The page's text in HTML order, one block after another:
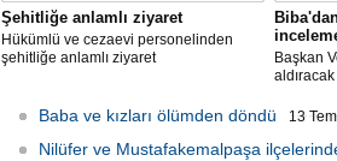
Şehitliğe anlamlı ziyaret
Hükümlü ve cezaevi personelinden
şehitliğe anlamlı ziyaret
Başkan
Baba ve kızları ölümden döndü 13
Nilüfer ve Mustafakemalpaşa